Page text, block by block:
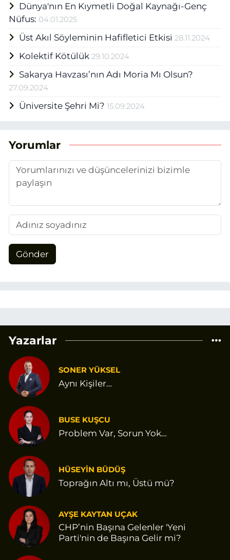
Dünya'nın En Kıymetli Doğal Kaynağı-Genç
Nüfus: 04.01.2025
Üst Akıl Söyleminin Hafifletici Etkisi 28.11.2024
Kolektif Kötülük 29.10.2024
Sakarya Havzası’nın Adı Moria Mı Olsun?
27.09.2024
Üniversite Şehri Mi? 15.09.2024
Yorumlar
Gönder
Yazarlar
SONER YÜKSEL
Aynı Kişiler…
BUSE KUŞCU
Problem Var, Sorun Yok…
HÜSEYİN BÜDÜŞ
Toprağın Altı mı, Üstü mü?
AYŞE KAYTAN UÇAK
CHP’nin Başına Gelenler 'Yeni
Parti'nin de Başına Gelir mi?